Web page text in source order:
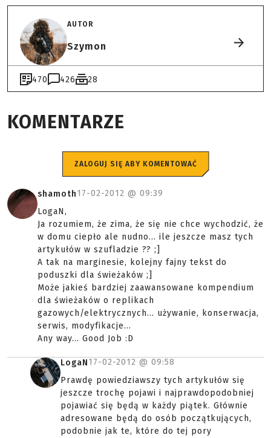
AUTOR
Szymon
470 426 28
KOMENTARZE
ZALOGUJ SIĘ ABY KOMENTOWAĆ
shamoth17-02-2012 @ 09:39
LogaN,
Ja rozumiem, że zima, że się nie chce wychodzić, że
w domu ciepło ale nudno... ile jeszcze masz tych
artykułów w szufladzie ?? ;]
A tak na marginesie, kolejny fajny tekst do
poduszki dla świeżaków ;]
Może jakieś bardziej zaawansowane kompendium
dla świeżaków o replikach
gazowych/elektrycznych... używanie, konserwacja,
serwis, modyfikacje...
Any way... Good Job :D
LogaN17-02-2012 @ 09:58
Prawdę powiedziawszy tych artykułów się
jeszcze trochę pojawi i najprawdopodobniej
pojawiać się będą w każdy piątek. Głównie
adresowane będą do osób początkujących,
podobnie jak te, które do tej pory